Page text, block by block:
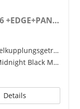
1.5 eTSI 150PS/110kW DSG7 2026 +EDGE+PANO+INTELLIGENT DRIVE
Doppelkupplungsgetriebe (DSG)
0E - Midnight Black Met.
Details